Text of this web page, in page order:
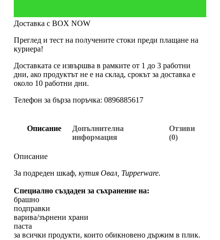
Доставка с BOX NOW
Преглед и тест на получените стоки преди плащане на
куриера!
Доставката се извършва в рамките от 1 до 3 работни
дни, ако продуктът не е на склад, срокът за доставка е
около 10 работни дни.
Телефон за бърза поръчка: 0896885617
Описание
Допълнителна
информация
Отзиви
(0)
Описание
За подреден шкаф, кутия Овал, Tupperware.
Специално създаден за съхранение на:
брашно
подправки
варива/зърнени храни
паста
за всички продукти, които обикновено държим в плик.